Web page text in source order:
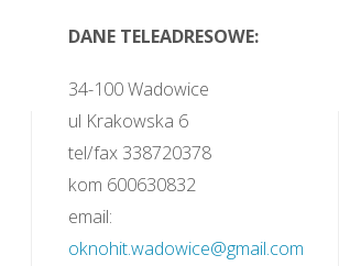
DANE TELEADRESOWE:
34-100 Wadowice
ul Krakowska 6
tel/fax 338720378
kom 600630832
email:
oknohit.wadowice@gmail.com